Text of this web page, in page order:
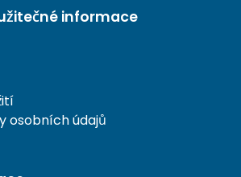
informace
osobních údajů